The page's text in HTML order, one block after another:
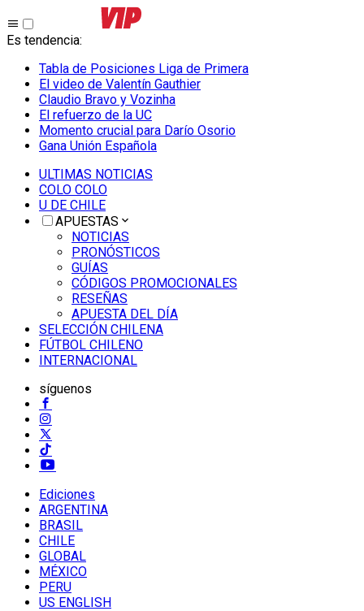
Es tendencia:
Tabla de Posiciones Liga de Primera
El video de Valentín Gauthier
Claudio Bravo y Vozinha
El refuerzo de la UC
Momento crucial para Darío Osorio
Gana Unión Española
ULTIMAS NOTICIAS
COLO COLO
U DE CHILE
APUESTAS
NOTICIAS
PRONÓSTICOS
GUÍAS
CÓDIGOS PROMOCIONALES
RESEÑAS
APUESTA DEL DÍA
SELECCIÓN CHILENA
FÚTBOL CHILENO
INTERNACIONAL
síguenos
Ediciones
ARGENTINA
BRASIL
CHILE
GLOBAL
MÉXICO
PERU
US ENGLISH